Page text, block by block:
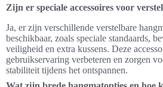
Zijn er speciale accessoires voor
Ja, er zijn verschillende verstelbare
beschikbaar, zoals speciale standaards,
veiligheid en extra kussens. Deze
gebruikservaring verbeteren en zorgen
stabiliteit tijdens het ontspannen.